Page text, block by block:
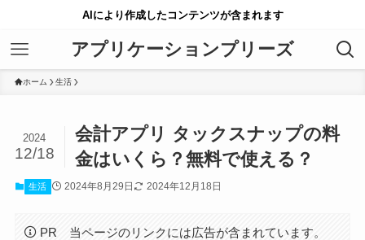
AIにより作成したコンテンツが含まれます
アプリケーションプリーズ
ホーム 生活
会計アプリ タックスナップの料
金はいくら？無料で使える？
2024
12/18
生活 2024年8月29日 2024年12月18日
PR 当ページのリンクには広告が含まれています。